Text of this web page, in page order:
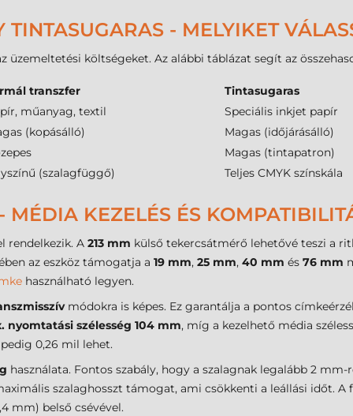
- MELYIKET
költségeket. Az alábbi táblázat segít az
transzfer
Tintasugaras
műanyag, textil
Speciális inkjet papír
(kopásálló)
Magas (időjárásálló)
Magas (tintapatron)
(szalagfüggő) Teljes CMYK színskála
KEZELÉS ÉS
rendelkezik. A 213 mm külső tekercsátmérő lehetővé teszi a
az eszköz támogatja a 19 mm, 25 mm, 40 mm és 76 mm
használható legyen.
módokra is képes. Ez garantálja a pontos
nyomtatási szélesség 104 mm, míg a kezelhető média
0,26 mil lehet.
használata. Fontos szabály, hogy a szalagnak legalább 2 mm-
szalaghosszt támogat, ami csökkenti a leállási időt. A
mm) belső csévével.